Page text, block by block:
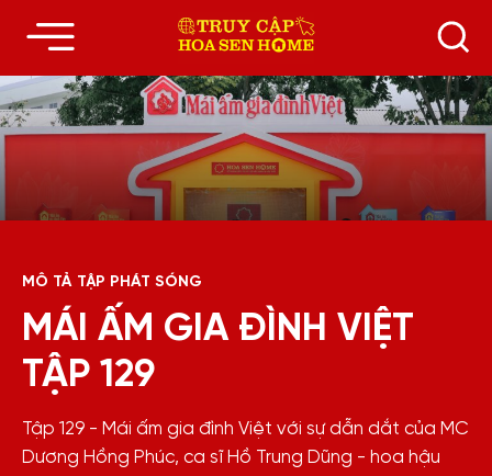
MÔ TẢ TẬP PHÁT SÓNG
MÁI ẤM GIA ĐÌNH VIỆT
TẬP 129
Tập 129 - Mái ấm gia đình Việt với sự dẫn dắt của MC
Dương Hồng Phúc, ca sĩ Hồ Trung Dũng - hoa hậu